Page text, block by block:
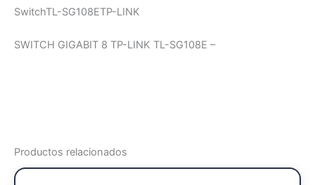
SwitchTL-SG108ETP-LINK
SWITCH GIGABIT 8 TP-LINK TL-SG108E –
Productos relacionados